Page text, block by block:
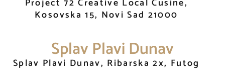
Project 72 Creative Local Cusine,
Kosovska 15, Novi Sad 21000
Splav Plavi Dunav
Splav Plavi Dunav, Ribarska 2x, Futog